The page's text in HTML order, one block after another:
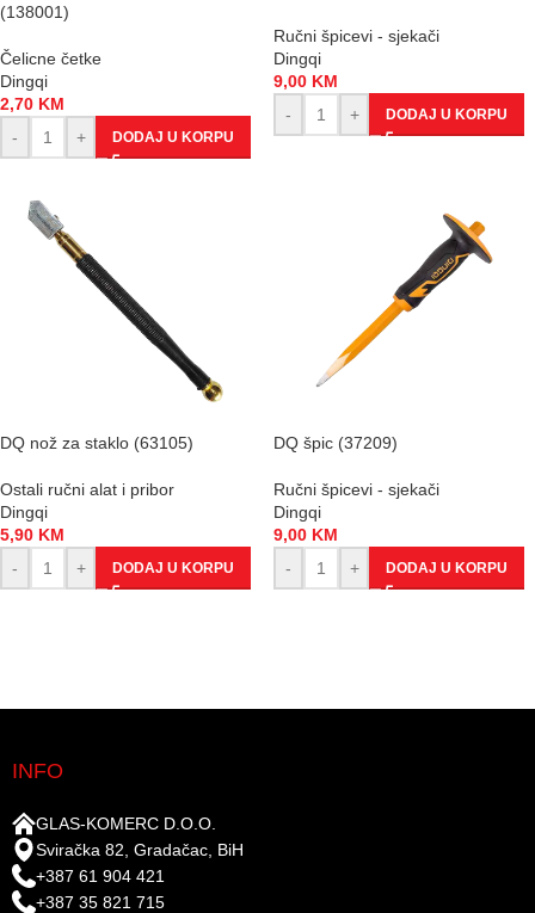
(138001)
Čelicne četke
Dingqi
2,70 KM
-
+ DODAJ U KORPU
Ručni špicevi - sjekači
Dingqi
9,00 KM
-
+ DODAJ U KORPU
DQ nož za staklo (63105)
Ostali ručni alat i pribor
Dingqi
5,90 KM
-
+ DODAJ U KORPU
DQ špic (37209)
Ručni špicevi - sjekači
Dingqi
9,00 KM
-
+ DODAJ U KORPU
INFO
GLAS-KOMERC D.O.O.
Sviračka 82, Gradačac, BiH
+387 61 904 421
+387 35 821 715